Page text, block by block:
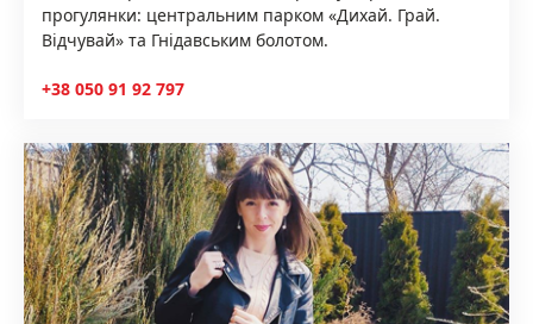
прогулянки: центральним парком «Дихай. Грай.
Відчувай» та Гнідавським болотом.
+38 050 91 92 797